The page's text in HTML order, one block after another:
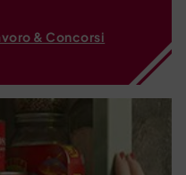
& Concorsi